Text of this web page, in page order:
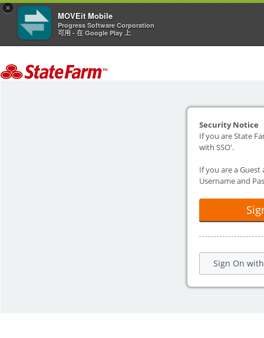
×
MOVEit Mobile
Progress Software Corporation
可用 - 在 Google Play 上
Security Notice
If you are State
with SSO'.
If you are a Guest
Username and
Sign On